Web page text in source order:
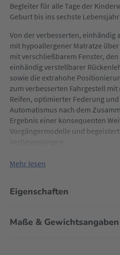
Begleiter für alle Tage der
Geburt bis ins sechste
Von der verbesserten, einhändig
mit hypoallergener Matratze
mit verschließbarem Fenster,
einhändig verstellbarer
sowie die extrahohe
zum verbesserten Fahrgestell
Reifen, optimierter Federung
Automatismus nach dem
Ergebnis einer konsequenten
Vorgängermodelle und
Damit sich dein Baby ab dem
temperaturregulierenden
Liegekomfort perfekt. Außerdem
Mehr lesen
Eigenschaften
Maße & Gewichtsangaben